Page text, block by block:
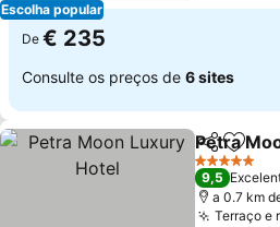
Escolha popular
De € 235
Consulte os preços de 6 sites
Partilhar
Petra
5 Estrelas
9,5
a 0.7 km
Terraço e